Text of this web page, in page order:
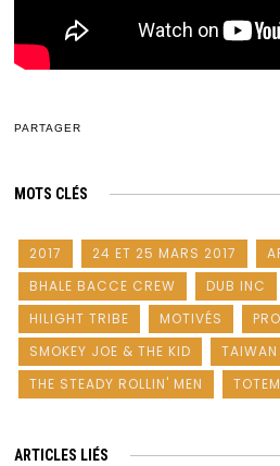
PARTAGER
MOTS CLÉS
2017 24 ET 25 MARS 2017
BHALE BACCE CREW
DUB INC
HILIGHT TRIBE
MOTIVÉS
SMOKEY JOE & THE KID
THE STEADY ROLLIN' MEN
TOTEM
ARTICLES LIÉS